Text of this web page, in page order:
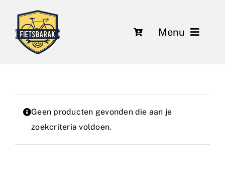
inhoud
Menu
Over ons
Leasing
Geen producten gevonden die aan je
zoekcriteria voldoen.